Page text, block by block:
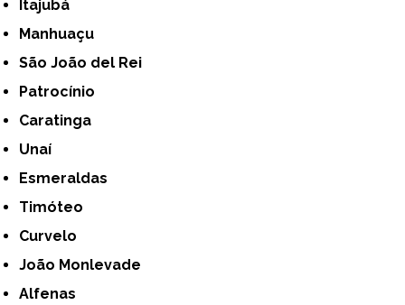
Itajubá
Manhuaçu
São João del Rei
Patrocínio
Caratinga
Unaí
Esmeraldas
Timóteo
Curvelo
João Monlevade
Alfenas